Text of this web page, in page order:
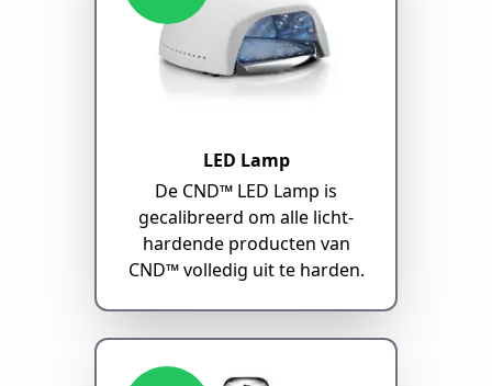
LED Lamp
De CND™ LED Lamp is
gecalibreerd om alle licht-
hardende producten van
CND™ volledig uit te harden.